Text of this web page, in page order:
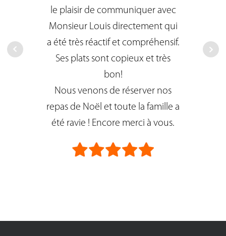
le plaisir de communiquer avec
Monsieur Louis directement qui
a été très réactif et compréhensif.
Ses plats sont copieux et très
bon!
Nous venons de réserver nos
repas de Noël et toute la famille a
été ravie ! Encore merci à vous.